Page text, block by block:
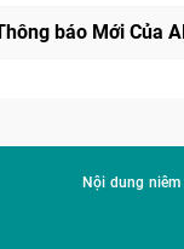
Nội dung niêm